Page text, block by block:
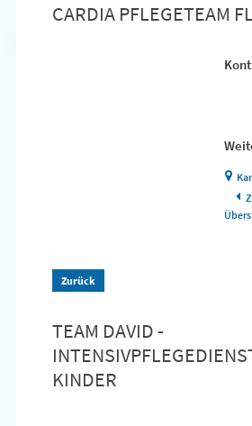
CARDIA PFLEGETEAM
Zurück
TEAM DAVID -
KINDER